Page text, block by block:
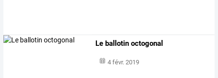
Le ballotin octogonal
4 févr. 2019